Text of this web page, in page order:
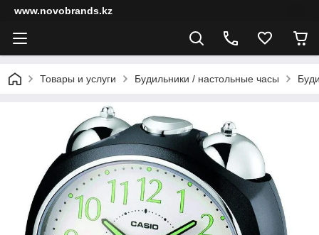
www.novobrands.kz
Товары и услуги Будильники / настольные часы